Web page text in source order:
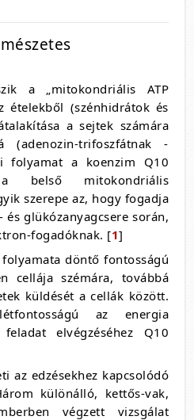
a „mitokondriális ATP
ételekből (szénhidrátok és
a sejtek számára
(adenozin-trifoszfátnak -
folyamat a koenzim Q10
belső mitokondriális
szerepe az, hogy fogadja
glükózanyagcsere során,
fogadóknak. [1]
döntő fontosságú
cellája szémára, továbbá
küldését a cellák között.
az energia
elvégzéséhez Q10
az edzésekhez kapcsolódó
különálló, kettős-vak,
végzett vizsgálat